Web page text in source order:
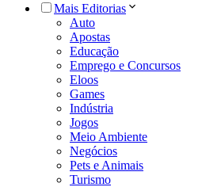
Mais Editorias
Auto
Apostas
Educação
Emprego e Concursos
Eloos
Games
Indústria
Jogos
Meio Ambiente
Negócios
Pets e Animais
Turismo